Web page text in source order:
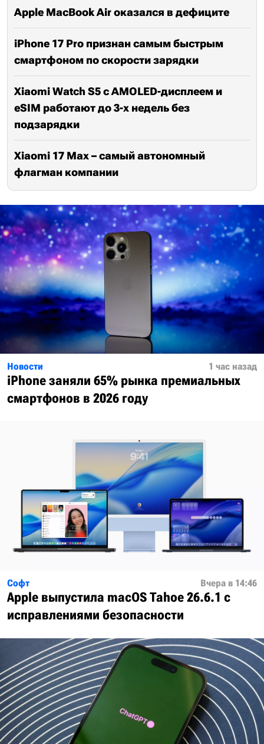
Apple MacBook Air оказался в дефиците
iPhone 17 Pro признан самым быстрым
смартфоном по скорости зарядки
Xiaomi Watch S5 с AMOLED-дисплеем и
eSIM работают до 3-х недель без
подзарядки
Xiaomi 17 Max – самый автономный
флагман компании
Новости 1 час назад
iPhone заняли 65% рынка премиальных
смартфонов в 2026 году
Софт Вчера в 14:46
Apple выпустила macOS Tahoe 26.6.1 с
исправлениями безопасности